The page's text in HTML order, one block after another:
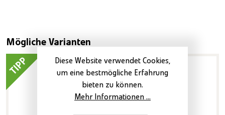
Produktgalerie überspringen
Mögliche Varianten
TIPP
Diese Website verwendet Cookies,
um eine bestmögliche Erfahrung
bieten zu können.
Mehr Informationen ...